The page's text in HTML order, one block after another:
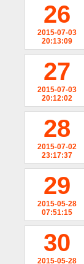
26
2015-07-03
20:13:09
27
2015-07-03
20:12:02
28
2015-07-02
23:17:37
29
2015-05-28
07:51:15
30
2015-05-28